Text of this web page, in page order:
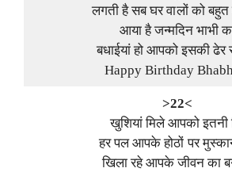
लगती है सब घर वालों को बहुत
आया है जन्मदिन भाभी
बधाईयां हो आपको इसकी ढेर
Happy Birthday
>22<
खुशियां मिले आपको इतनी
हर पल आपके होठों पर
खिला रहे आपके जीवन का